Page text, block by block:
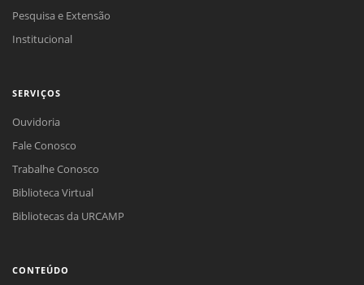
Pesquisa e Extensão
Institucional
SERVIÇOS
Ouvidoria
Fale Conosco
Trabalhe Conosco
Biblioteca Virtual
Bibliotecas da URCAMP
CONTEÚDO